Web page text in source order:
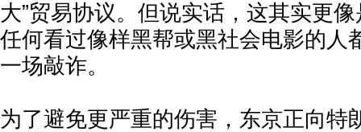
大”贸易协议。但说实话，这其实更像
任何看过像样黑帮或黑社会电影的人
一场敲诈。
为了避免更严重的伤害，东京正向特